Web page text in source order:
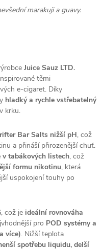
marakuji a guavy.
Juice Sauz LTD.
těmi
e-cigaret. Díky
hladký a rychle vstřebatelný
krku.
Bar Salts nižší pH, což
a přináší přirozenější chuť.
tabákových listech, což
formu nikotinu, která
uspokojení touhy po
, což je ideální rovnováha
pro POD systémy a
více). Nižší teplota
spotřebu liquidu, delší